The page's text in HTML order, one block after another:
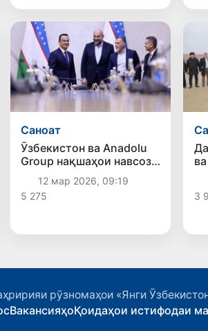
Саноат
Ӯзбекистон ва Anadolu
Group нақшаҳои навсозӣ
ва густариши истеҳсоли
SamAuto-ро баррасӣ
карданд
12 мар 2026, 09:19
5 275
3
рӯзномаҳои «Янги
ВакансияҳоҚоидаҳои истифодаи